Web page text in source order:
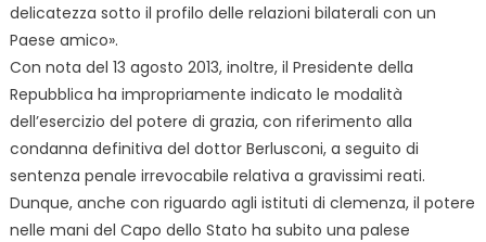
delicatezza sotto il profilo delle relazioni bilaterali con un
Paese amico».
Con nota del 13 agosto 2013, inoltre, il Presidente della
Repubblica ha impropriamente indicato le modalità
dell’esercizio del potere di grazia, con riferimento alla
condanna definitiva del dottor Berlusconi, a seguito di
sentenza penale irrevocabile relativa a gravissimi reati.
Dunque, anche con riguardo agli istituti di clemenza, il potere
nelle mani del Capo dello Stato ha subito una palese